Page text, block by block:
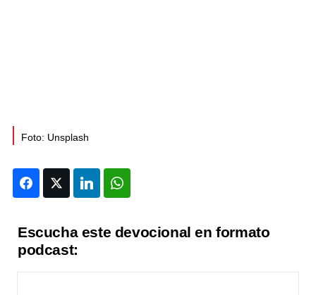
Foto: Unsplash
FacebookTwitter LinkedIn
Escucha este devocional en formato
podcast: